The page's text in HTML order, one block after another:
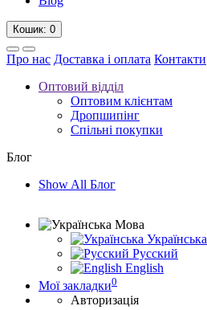
Кошик: 0
Про нас Доставка і оплата Контакти
Оптовий відділ
Оптовим клієнтам
Дропшипінг
Спільні покупки
Блог
Show All Блог
Мова
Українська
Русский
English
Мої закладки0
Авторизація